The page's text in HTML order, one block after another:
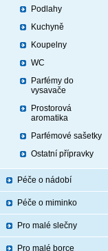
Podlahy
Kuchyně
Koupelny
WC
Parfémy do
vysavače
Prostorová
aromatika
Parfémové sašetky
Ostatní přípravky
Péče o nádobí
Péče o miminko
Pro malé slečny
Pro malé borce